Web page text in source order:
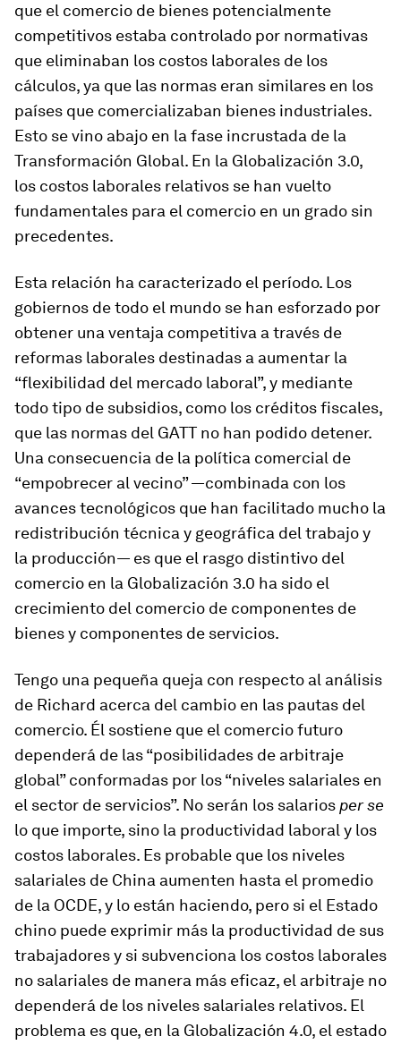
que el comercio de bienes potencialmente
competitivos estaba controlado por normativas
que eliminaban los costos laborales de los
cálculos, ya que las normas eran similares en los
países que comercializaban bienes industriales.
Esto se vino abajo en la fase incrustada de la
Transformación Global. En la Globalización 3.0,
los costos laborales relativos se han vuelto
fundamentales para el comercio en un grado sin
precedentes.
Esta relación ha caracterizado el período. Los
gobiernos de todo el mundo se han esforzado por
obtener una ventaja competitiva a través de
reformas laborales destinadas a aumentar la
“flexibilidad del mercado laboral”, y mediante
todo tipo de subsidios, como los créditos fiscales,
que las normas del GATT no han podido detener.
Una consecuencia de la política comercial de
“empobrecer al vecino” —combinada con los
avances tecnológicos que han facilitado mucho la
redistribución técnica y geográfica del trabajo y
la producción— es que el rasgo distintivo del
comercio en la Globalización 3.0 ha sido el
crecimiento del comercio de componentes de
bienes y componentes de servicios.
Tengo una pequeña queja con respecto al análisis
de Richard acerca del cambio en las pautas del
comercio. Él sostiene que el comercio futuro
dependerá de las “posibilidades de arbitraje
global” conformadas por los “niveles salariales en
el sector de servicios”. No serán los salarios per se
lo que importe, sino la productividad laboral y los
costos laborales. Es probable que los niveles
salariales de China aumenten hasta el promedio
de la OCDE, y lo están haciendo, pero si el Estado
chino puede exprimir más la productividad de sus
trabajadores y si subvenciona los costos laborales
no salariales de manera más eficaz, el arbitraje no
dependerá de los niveles salariales relativos. El
problema es que, en la Globalización 4.0, el estado